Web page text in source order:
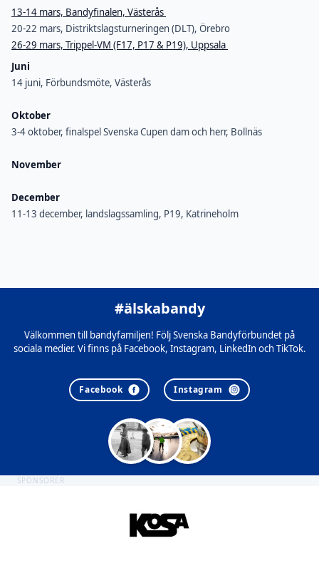
13-14 mars, Bandyfinalen, Västerås
20-22 mars, Distriktslagsturneringen (DLT), Örebro
26-29 mars, Trippel-VM (F17, P17 & P19), Uppsala
Juni
14 juni, Förbundsmöte, Västerås
Oktober
3-4 oktober, finalspel Svenska Cupen dam och herr, Bollnäs
November
December
11-13 december, landslagssamling, P19, Katrineholm
#älskabandy
Välkommen till bandyfamiljen! Följ Svenska Bandyförbundet på
sociala medier. Vi finns på Facebook, Instagram, LinkedIn och TikTok.
Facebook Instagram
SPONSORER